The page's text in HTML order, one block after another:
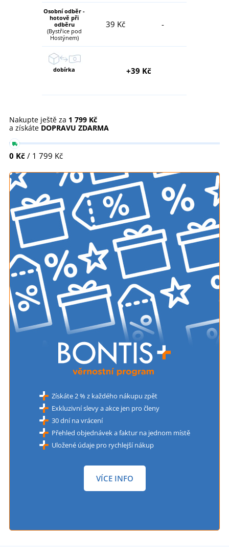
Osobní odběr -
hotově při
odběru
(Bystřice pod
Hostýnem)
39 Kč -
dobírka +39 Kč
Nakupte ještě za 1 799 Kč
a získáte DOPRAVU ZDARMA
0 Kč / 1 799 Kč
Získáte 2 % z každého nákupu zpět
Exkluzivní slevy a akce jen pro členy
30 dní na vrácení
Přehled objednávek a faktur na jednom místě
Uložené údaje pro rychlejší nákup
VÍCE INFO